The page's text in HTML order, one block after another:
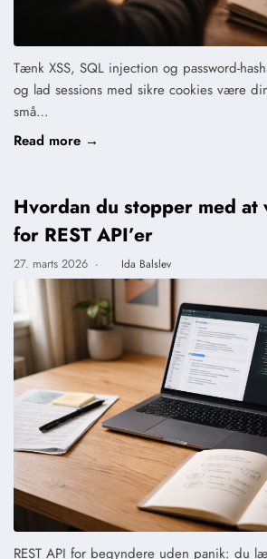
Tænk XSS, SQL injection og password-
og lad sessions med sikre cookies være
små…
Read more →
Hvordan du stopper med
for REST API’er
27. marts 2026 · Ida Balslev
REST API for begyndere uden panik: du